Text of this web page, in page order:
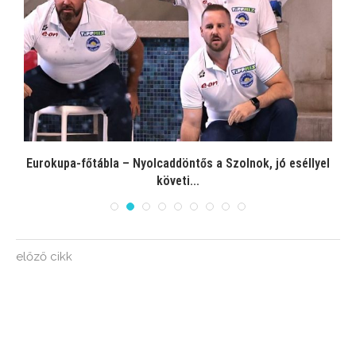
Eurokupa-főtábla – Nyolcaddöntős a Szolnok, jó eséllyel
követi...
előző cikk